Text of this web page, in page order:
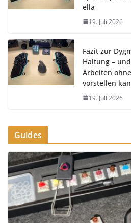
ella
19. Juli 2026
Fazit zur
Haltung –
Arbeiten
vorstellen
19. Juli 2026
Guides